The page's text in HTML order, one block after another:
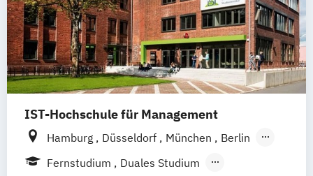
IST-Hochschule für Management
Hamburg Düsseldorf München
Berlin
Weil am Rhein
Frankfurt am Main
Fernstudium
Duales Studium